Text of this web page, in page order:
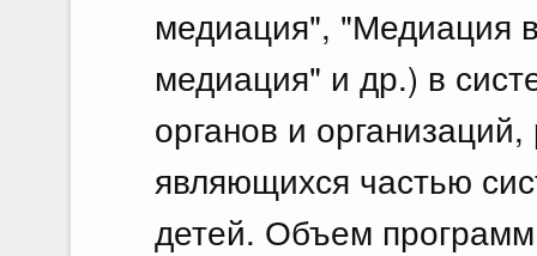
медиация", "Медиация
медиация" и др.) в
органов и
являющихся частью
детей. Объем программ